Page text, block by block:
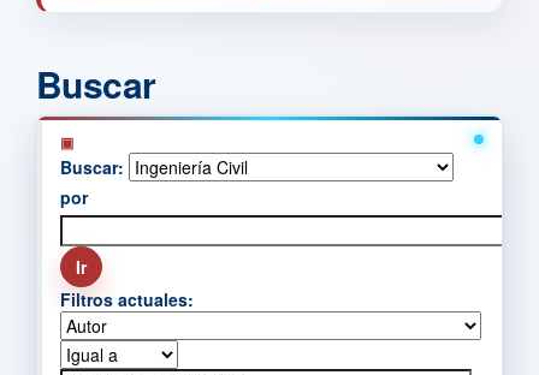
Buscar
Buscar:
por
Filtros actuales: